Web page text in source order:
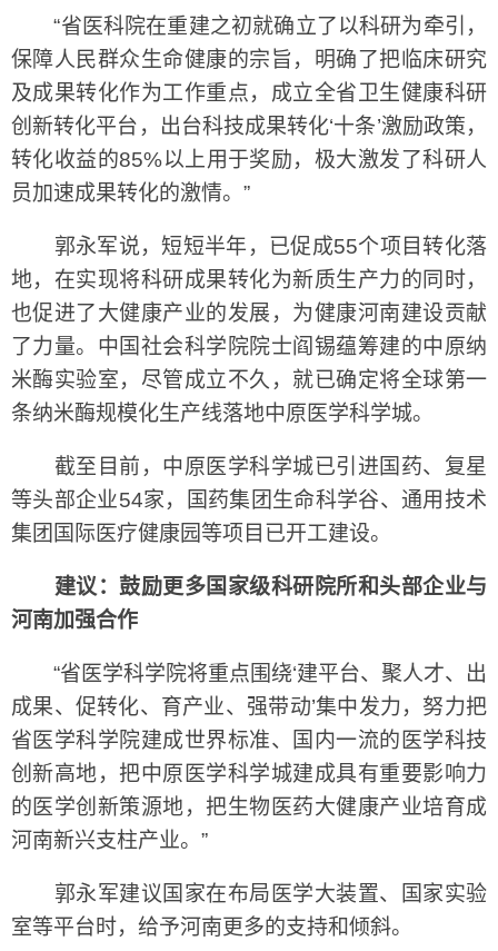
“省医科院在重建之初就确立了以科研为牵引，
保障人民群众生命健康的宗旨，明确了把临床研究
及成果转化作为工作重点，成立全省卫生健康科研
创新转化平台，出台科技成果转化‘十条’激励政策，
转化收益的85%以上用于奖励，极大激发了科研人
员加速成果转化的激情。”
郭永军说，短短半年，已促成55个项目转化落
地，在实现将科研成果转化为新质生产力的同时，
也促进了大健康产业的发展，为健康河南建设贡献
了力量。中国社会科学院院士阎锡蕴筹建的中原纳
米酶实验室，尽管成立不久，就已确定将全球第一
条纳米酶规模化生产线落地中原医学科学城。
截至目前，中原医学科学城已引进国药、复星
等头部企业54家，国药集团生命科学谷、通用技术
集团国际医疗健康园等项目已开工建设。
建议：鼓励更多国家级科研院所和头部企业与
河南加强合作
“省医学科学院将重点围绕‘建平台、聚人才、出
成果、促转化、育产业、强带动’集中发力，努力把
省医学科学院建成世界标准、国内一流的医学科技
创新高地，把中原医学科学城建成具有重要影响力
的医学创新策源地，把生物医药大健康产业培育成
河南新兴支柱产业。”
郭永军建议国家在布局医学大装置、国家实验
室等平台时，给予河南更多的支持和倾斜。